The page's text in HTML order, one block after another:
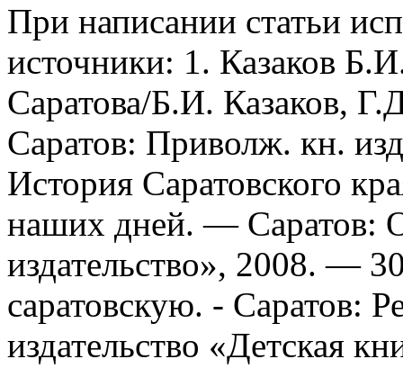
При написании статьи
источники: 1. Казаков
Саратова/Б.И. Казаков,
Саратов: Приволж. кн.
История Саратовского
наших дней. — Саратов:
издательство», 2008. —
саратовскую. - Саратов:
издательство «Детская